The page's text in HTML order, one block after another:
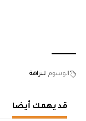
الوسوم النزاهة
قد يهمك أيضا